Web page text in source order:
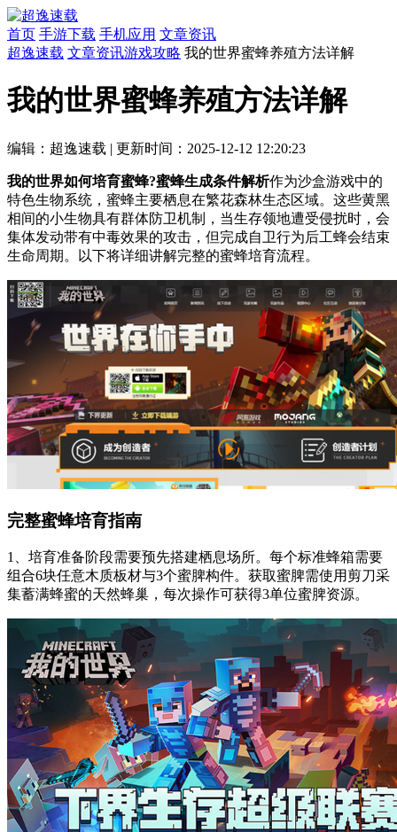
首页 手游下载 手机应用 文章资讯
超逸速载 文章资讯游戏攻略 我的世界蜜蜂养殖方法详解
我的世界蜜蜂养殖方法详解
编辑：超逸速载 | 更新时间：2025-12-12 12:20:23
我的世界如何培育蜜蜂?蜜蜂生成条件解析作为沙盒游戏中的
特色生物系统，蜜蜂主要栖息在繁花森林生态区域。这些黄黑
相间的小生物具有群体防卫机制，当生存领地遭受侵扰时，会
集体发动带有中毒效果的攻击，但完成自卫行为后工蜂会结束
生命周期。以下将详细讲解完整的蜜蜂培育流程。
完整蜜蜂培育指南
1、培育准备阶段需要预先搭建栖息场所。每个标准蜂箱需要
组合6块任意木质板材与3个蜜脾构件。获取蜜脾需使用剪刀采
集蓄满蜂蜜的天然蜂巢，每次操作可获得3单位蜜脾资源。